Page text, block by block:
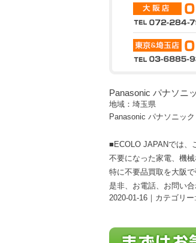
Panasonic パナソニ
地域：埼玉県
Panasonic パナソニッ
■ECOLO JAPANでは、
不要になった家電、機
特に不要品買取を大阪で
是非、お電話、お問い
2020-01-16｜カテゴリー: